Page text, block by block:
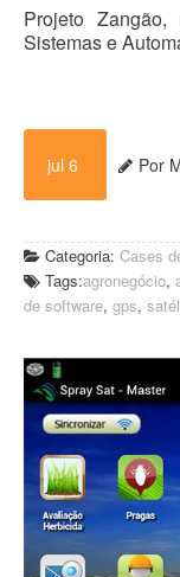
Projeto
Sistemas e
jul 6 Por
Categoria: Cases
Tags:agronegócio,
de software, gps,